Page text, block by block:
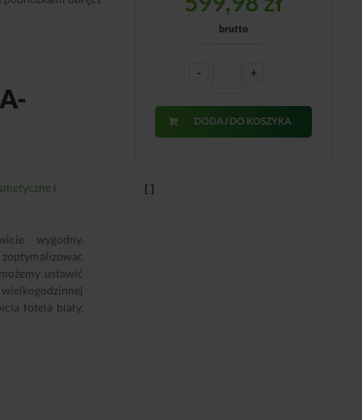
i
wygodny.
ustawić
fotela biały.
brutto
- +
DODAJ DO KOSZYKA